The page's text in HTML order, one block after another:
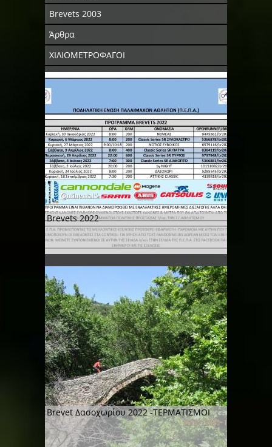
Brevets 2003
Άρθρα
ΧΙΛΙΟΜΕΤΡΟΦΑΓΟΙ
Brevets 2022
Brevet Δασοχωρίου 2022 -ΤΕΡΜΑΤΙΣΜΟΙ